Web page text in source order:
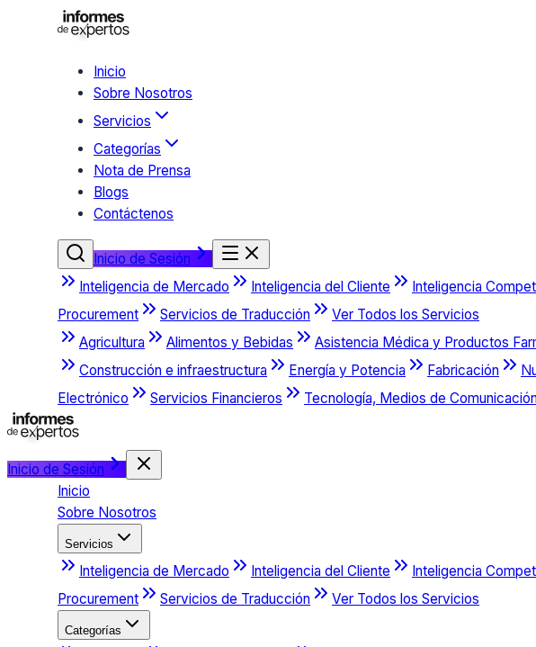
Inicio
Sobre Nosotros
Servicios
Categorías
Nota de Prensa
Blogs
Contáctenos
Inicio de Sesión
Inteligencia de Mercado
Inteligencia del Cliente Inteligencia
Procurement
Servicios de Traducción
Ver Todos los Servicios
Agricultura
Alimentos y Bebidas Asistencia Médica y Productos
Construcción e infraestructura
Energía y Potencia Fabricación
Electrónico
Servicios Financieros Tecnología, Medios de
Inicio de Sesión
Inicio
Sobre Nosotros
Servicios
Inteligencia de Mercado Inteligencia del Cliente Inteligencia
Procurement
Servicios de Traducción Ver Todos los Servicios
Categorías